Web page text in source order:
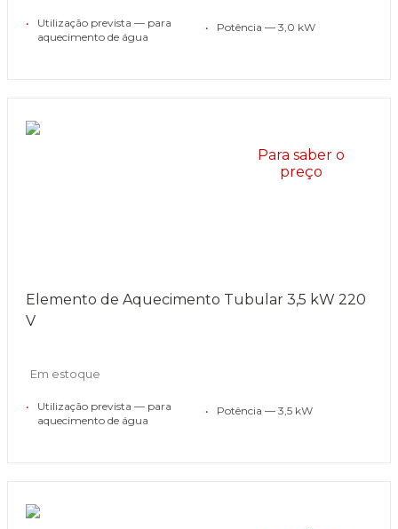
•
Utilização prevista — para
aquecimento de água
• Potência — 3,0 kW
Para saber o
preço
Elemento de Aquecimento Tubular 3,5 kW 220
V
Em estoque
•
Utilização prevista — para
aquecimento de água
• Potência — 3,5 kW